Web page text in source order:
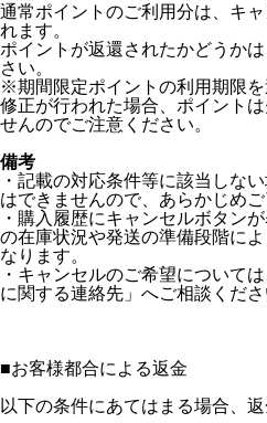
通常ポイントのご利用分は、キ
れます。
ポイントが返還されたかどうかは
さい。
※期間限定ポイントの利用期限
修正が行われた場合、ポイント
せんのでご注意ください。
備考
・記載の対応条件等に該当しな
はできませんので、あらかじめご
・購入履歴にキャンセルボタン
の在庫状況や発送の準備段階に
なります。
・キャンセルのご希望について
に関する連絡先」へご相談くださ
■お客様都合による返金
以下の条件にあてはまる場合、返